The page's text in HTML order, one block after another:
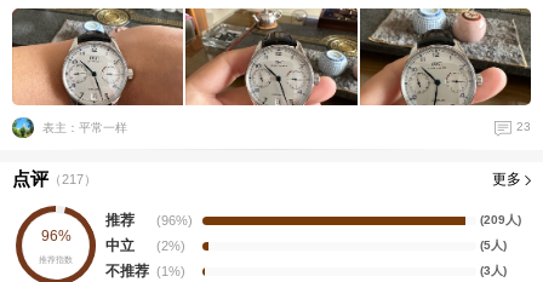
表主：平常一样 23
点评（217） 更多
96%
推荐指数
推荐 (96%) (209人)
中立 (2%) (5人)
不推荐 (1%) (3人)